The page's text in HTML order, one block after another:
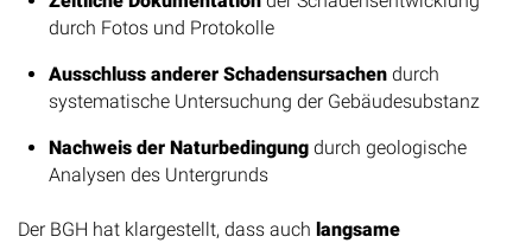
durch Fotos und Protokolle
Ausschluss anderer Schadensursachendurch
systematische Untersuchung der Gebäudesubstanz
Nachweis der Naturbedingungdurch geologische
Analysen des Untergrunds
Der BGH hat klargestellt, dass auch langsame